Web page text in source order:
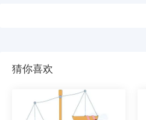
猜你喜欢